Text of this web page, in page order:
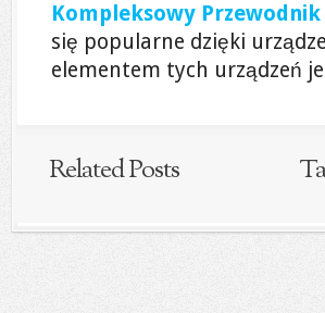
Kompleksowy Przewodnik
się popularne dzięki
elementem tych urządzeń
Related Posts